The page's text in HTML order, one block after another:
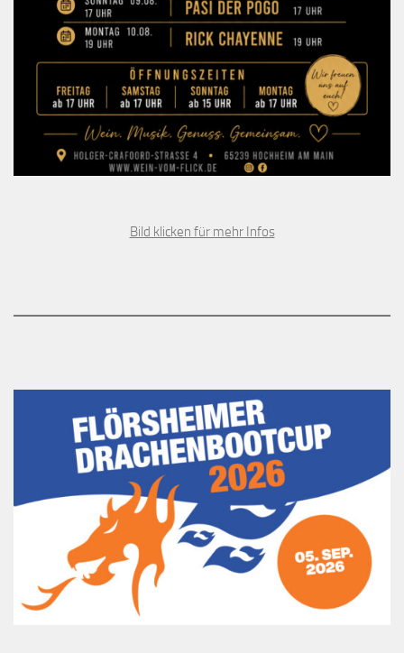
Bild klicken für mehr Infos